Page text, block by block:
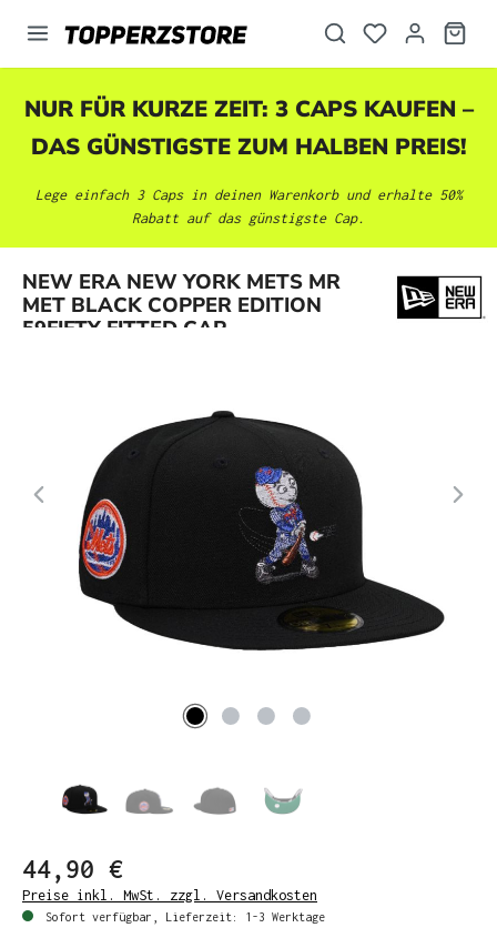
springen
NUR FÜR KURZE ZEIT: 3 CAPS KAUFEN –
DAS GÜNSTIGSTE ZUM HALBEN PREIS!
Lege einfach 3 Caps in deinen Warenkorb und erhalte 50%
Rabatt auf das günstigste Cap.
NEW ERA NEW YORK METS MR
MET BLACK COPPER EDITION
59FIFTY FITTED CAP
44,90 €
Preise inkl. MwSt. zzgl. Versandkosten
Sofort verfügbar, Lieferzeit: 1-3 Werktage